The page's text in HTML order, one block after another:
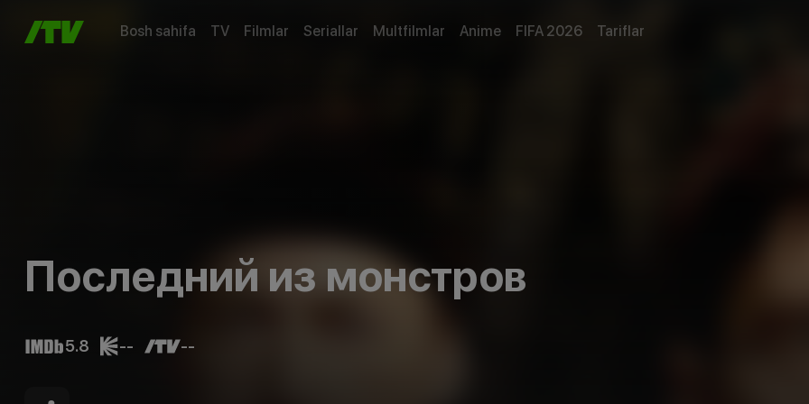
Bosh sahifa TV Filmlar Seriallar Multfilmlar Anime FIFA 2026 Tariflar
Последний из монстров
5.8 -- --